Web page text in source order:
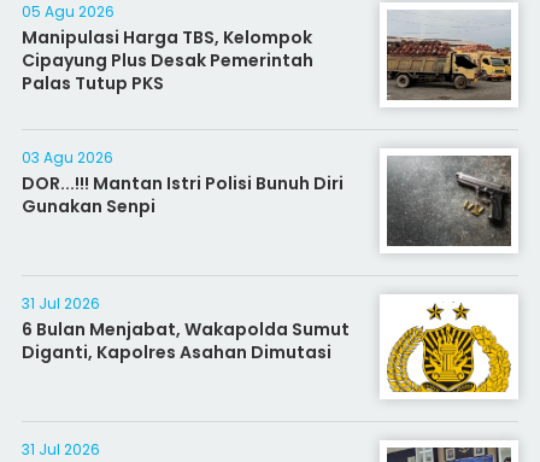
05 Agu 2026
Manipulasi Harga TBS, Kelompok
Cipayung Plus Desak Pemerintah
Palas Tutup PKS
03 Agu 2026
DOR...!!! Mantan Istri Polisi Bunuh Diri
Gunakan Senpi
31 Jul 2026
6 Bulan Menjabat, Wakapolda Sumut
Diganti, Kapolres Asahan Dimutasi
31 Jul 2026